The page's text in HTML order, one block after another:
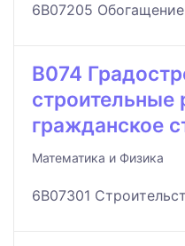
6B07205
B074
строительные
гражданское
Математика и Физика
6B07301